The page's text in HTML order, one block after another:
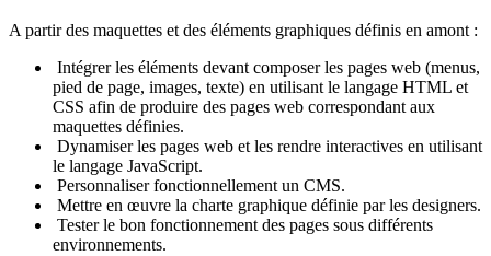
A partir des maquettes et des éléments graphiques définis en amont :
Intégrer les éléments devant composer les pages web (menus,
pied de page, images, texte) en utilisant le langage HTML et
CSS afin de produire des pages web correspondant aux
maquettes définies.
Dynamiser les pages web et les rendre interactives en utilisant
le langage JavaScript.
Personnaliser fonctionnellement un CMS.
Mettre en œuvre la charte graphique définie par les designers.
Tester le bon fonctionnement des pages sous différents
environnements.